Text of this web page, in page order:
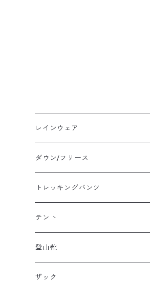
レインウェア
メンズレインウェア
レディースレインウェア
キッズレインウェア
ダウン/フリース
メンズ ダウン/フリース
レディース ダウン/フリース
キッズ ダウン/フリース
トレッキングパンツ
メンズトレッキングパンツ
レディーストレッキングパンツ
テント
キャンプテント
タープ
登山靴
メンズ登山靴
ザック